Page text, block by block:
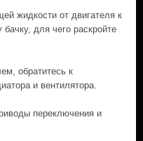
жидкости от двигателя к
для чего раскройте
обратитесь к
и вентилятора.
переключения и